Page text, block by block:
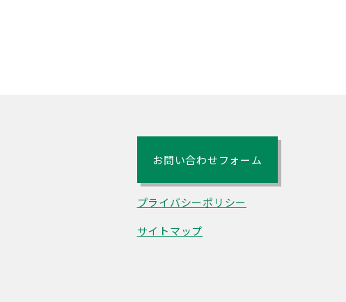
お問い合わせフォーム
プライバシーポリシー
サイトマップ